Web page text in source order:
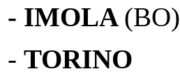
- IMOLA (BO)
- TORINO